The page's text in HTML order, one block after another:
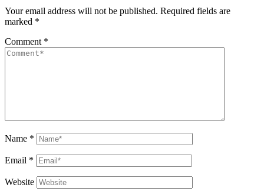
Your email address will not be published. Required fields are
marked *
Comment *
Name *
Email *
Website